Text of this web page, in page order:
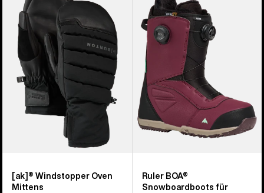
Windstopper
Oven
Fäustlinge
[ak]® Windstopper Oven
Mittens
BOA®
Snowboardboots
Herren
Ruler BOA®
Snowboardboots für